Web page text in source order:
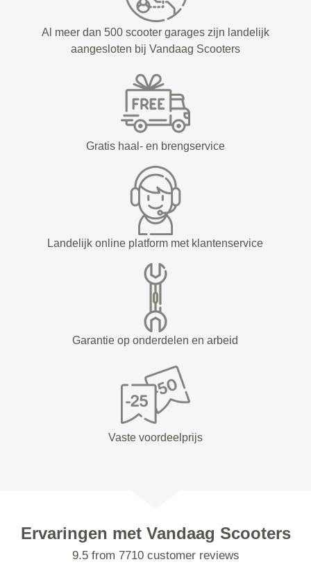
Al meer dan 500 scooter garages zijn landelijk
aangesloten bij Vandaag Scooters
Gratis haal- en brengservice
Landelijk online platform met klantenservice
Garantie op onderdelen en arbeid
Vaste voordeelprijs
Ervaringen met Vandaag Scooters
9.5 from 7710 customer reviews